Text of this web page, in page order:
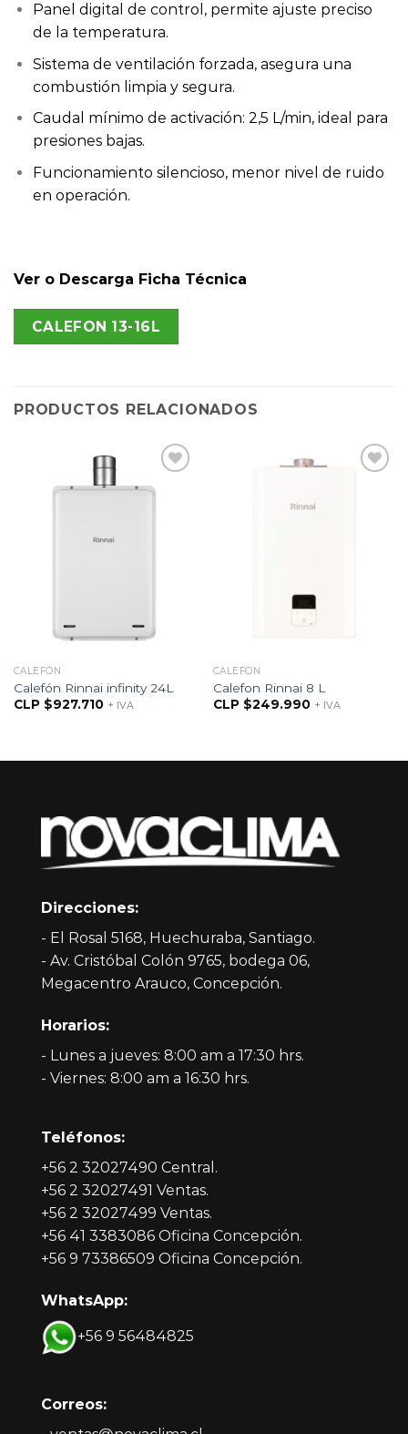
Panel digital de control, permite ajuste preciso
de la temperatura.
Sistema de ventilación forzada, asegura una
combustión limpia y segura.
Caudal mínimo de activación: 2,5 L/min, ideal para
presiones bajas.
Funcionamiento silencioso, menor nivel de ruido
en operación.
Ver o Descarga Ficha Técnica
CALEFON 13-16L
PRODUCTOS RELACIONADOS
CALEFÓN
Calefón Rinnai infinity 24L
CLP $927.710 + IVA
CALEFÓN
Calefon Rinnai 8 L
CLP $249.990 + IVA
Direcciones:
- El Rosal 5168, Huechuraba, Santiago.
- Av. Cristóbal Colón 9765, bodega 06,
Megacentro Arauco, Concepción.
Horarios:
- Lunes a jueves: 8:00 am a 17:30 hrs.
- Viernes: 8:00 am a 16:30 hrs.
Teléfonos:
+56 2 32027490 Central.
+56 2 32027491 Ventas.
+56 2 32027499 Ventas.
+56 41 3383086 Oficina Concepción.
+56 9 73386509 Oficina Concepción.
WhatsApp:
+56 9 56484825
Correos: